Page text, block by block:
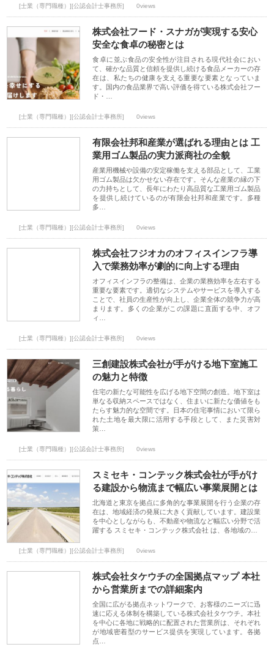
[士業（専門職種）][公認会計士事務所] 0views
株式会社フード・スナガが実現する安心
安全な食卓の秘密とは
食卓に並ぶ食品の安全性が注目される現代社会におい
て、確かな品質と信頼を提供し続ける食品メーカーの存
在は、私たちの健康を支える重要な要素となっていま
す。国内の食品業界で高い評価を得ている株式会社フー
ド・…
[士業（専門職種）][公認会計士事務所] 0views
有限会社邦和産業が選ばれる理由とは 工
業用ゴム製品の実力派商社の全貌
産業用機械や設備の安定稼働を支える部品として、工業
用ゴム製品は欠かせない存在です。そんな産業の縁の下
の力持ちとして、長年にわたり高品質な工業用ゴム製品
を提供し続けているのが有限会社邦和産業です。多種
多…
[士業（専門職種）][公認会計士事務所] 0views
株式会社フジオカのオフィスインフラ導
入で業務効率が劇的に向上する理由
オフィスインフラの整備は、企業の業務効率を左右する
重要な要素です。適切なシステムやサービスを導入する
ことで、社員の生産性が向上し、企業全体の競争力が高
まります。多くの企業がこの課題に直面する中、オフ
ィ…
[士業（専門職種）][公認会計士事務所] 0views
三創建設株式会社が手がける地下室施工
の魅力と特徴
住宅の新たな可能性を広げる地下空間の創造。地下室は
単なる収納スペースではなく、住まいに新たな価値をも
たらす魅力的な空間です。日本の住宅事情において限ら
れた土地を最大限に活用する手段として、また災害対
策…
[士業（専門職種）][公認会計士事務所] 0views
スミセキ・コンテック株式会社が手がけ
る建設から物流まで幅広い事業展開とは
北海道と東京を拠点に多角的な事業展開を行う企業の存
在は、地域経済の発展に大きく貢献しています。建設業
を中心としながらも、不動産や物流など幅広い分野で活
躍する スミセキ・コンテック株式会社 は、各地域の…
[士業（専門職種）][公認会計士事務所] 0views
株式会社タケウチの全国拠点マップ 本社
から営業所までの詳細案内
全国に広がる拠点ネットワークで、お客様のニーズに迅
速に応える体制を構築している株式会社タケウチ。本社
を中心に各地に戦略的に配置された営業所は、それぞれ
が地域密着型のサービス提供を実現しています。各拠
点…